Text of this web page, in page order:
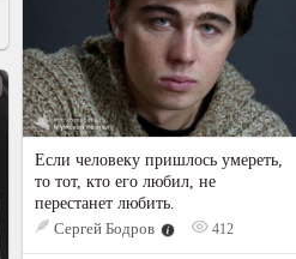
Если человеку пришлось умереть,
то тот, кто его любил, не
перестанет любить.
Сергей Бодров
412